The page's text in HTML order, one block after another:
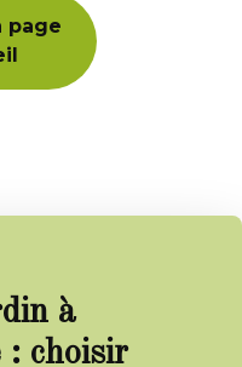
page
à
: choisir